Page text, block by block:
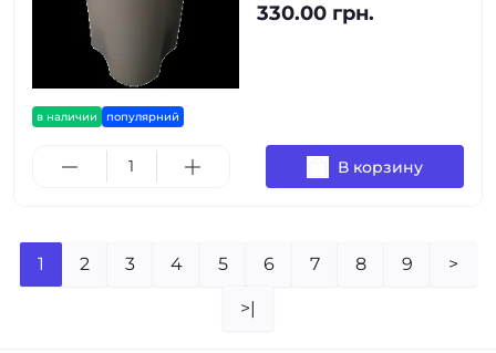
в наличии популярний
330.00 грн.
В корзину
1 2 3 4 5 6 7 8 9 >
>|